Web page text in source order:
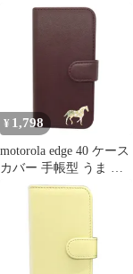
edge 40ケース edge 40カ
バー edge40ケース
edge40カバー "2q-6pl-
¥ 1,798
motorola edge 40 ケース
カバー 手帳型 うま 馬
edge 40ケース edge 40カ
バー edge40ケース
edge40カバー "3q-6pl-